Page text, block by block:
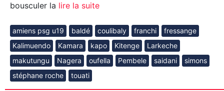
bousculer la lire la suite
amiens psg u19 baldé coulibaly franchi
fressange
Kalimuendo
Kamara kapo Kitenge
Larkeche
makutungu
Nagera oufella Pembele saidani
simons
stéphane roche
touati